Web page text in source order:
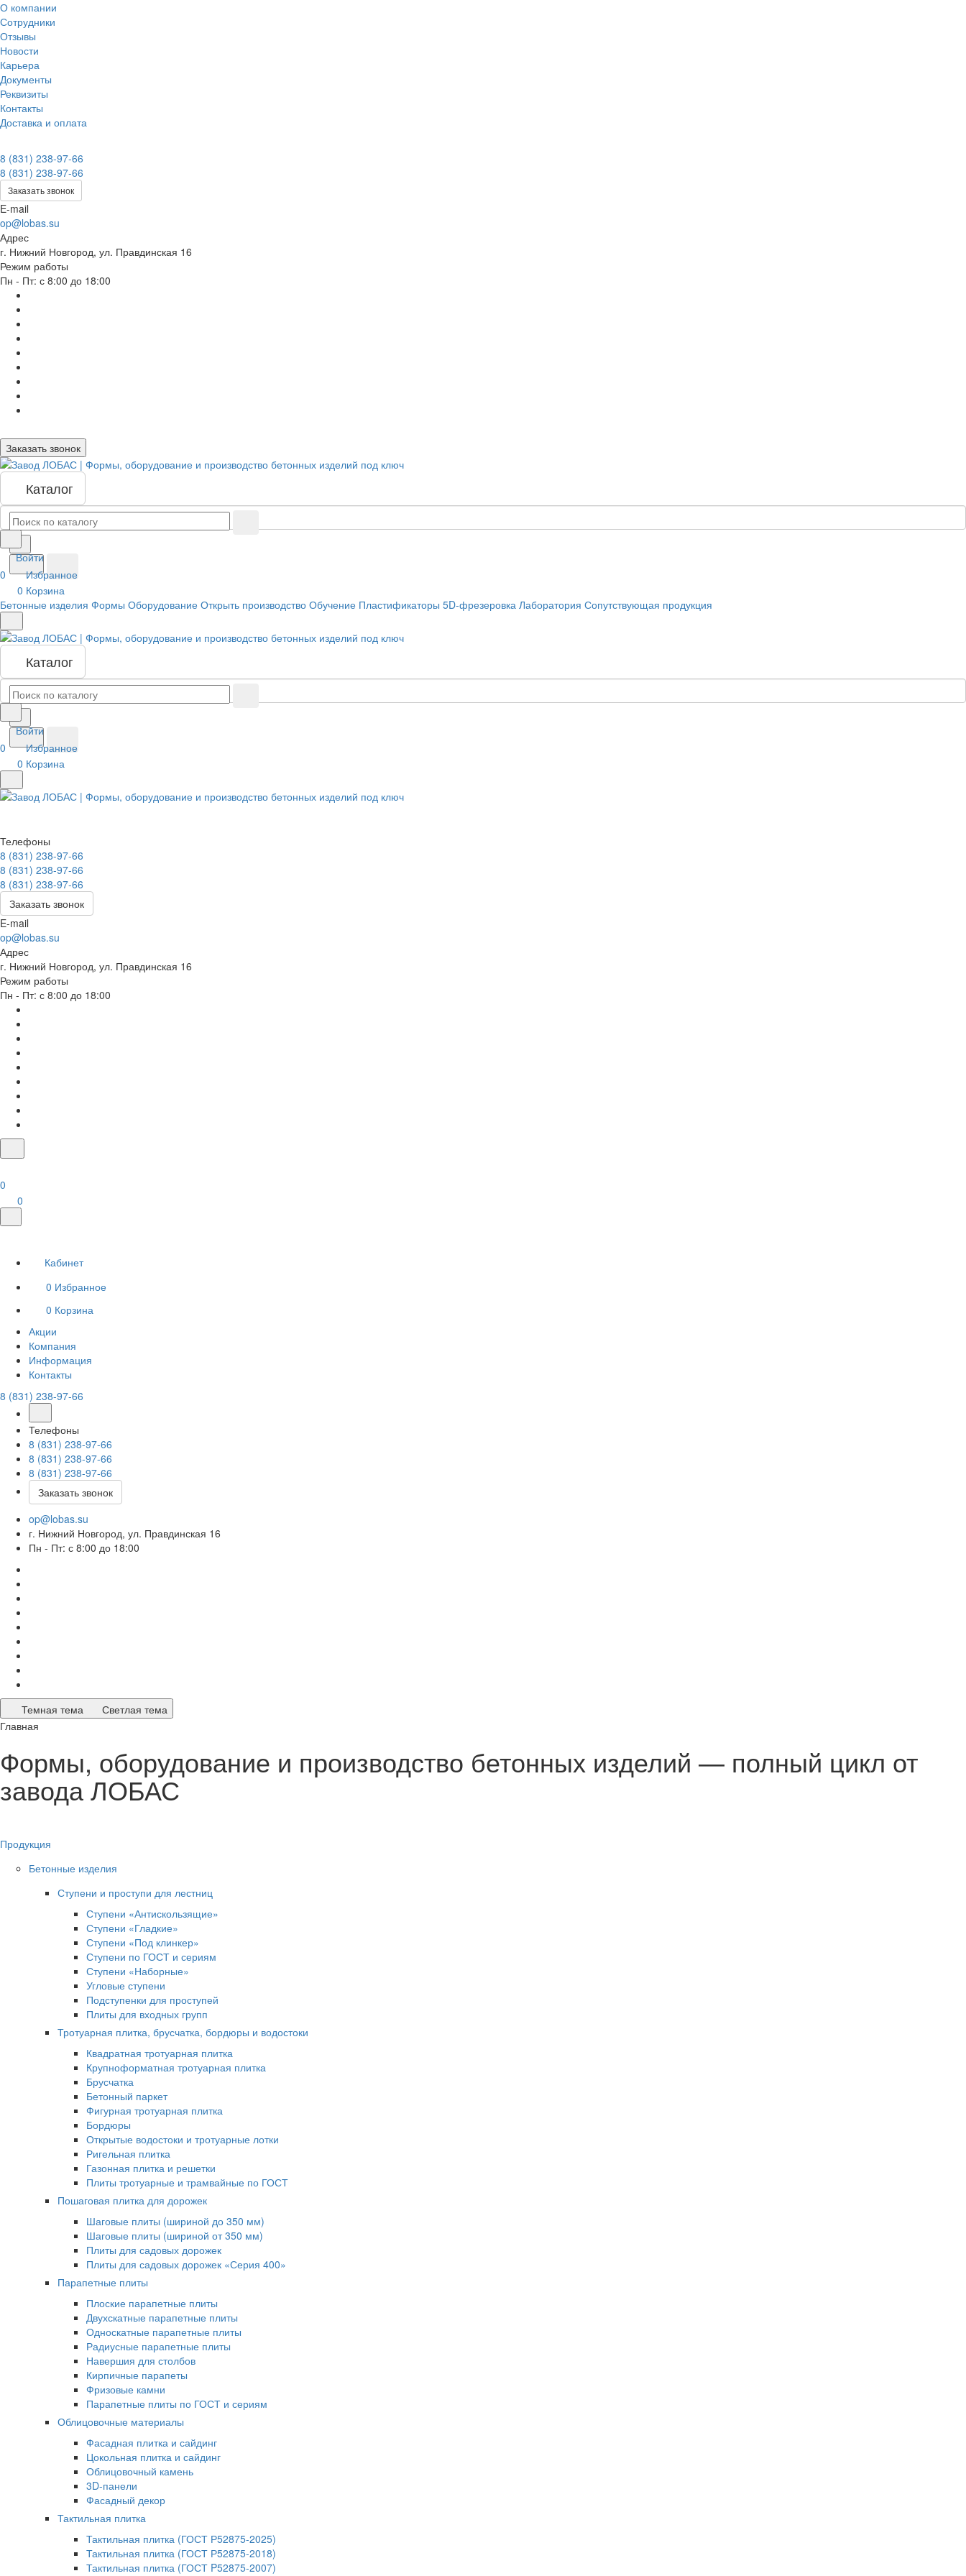
О компании
Сотрудники
Отзывы
Новости
Карьера
Документы
Реквизиты
Контакты
Доставка и оплата
8 (831) 238-97-66
8 (831) 238-97-66
Заказать звонок
E-mail
op@lobas.su
Адрес
г. Нижний Новгород, ул. Правдинская 16
Режим работы
Пн - Пт: с 8:00 до 18:00
Заказать звонок
Каталог
Войти
0
Избранное
0 Корзина
Бетонные изделия Формы Оборудование Открыть производство Обучение Пластификаторы 5D-фрезеровка Лаборатория Сопутствующая продукция
Каталог
Войти
0
Избранное
0 Корзина
Телефоны
8 (831) 238-97-66
8 (831) 238-97-66
8 (831) 238-97-66
Заказать звонок
E-mail
op@lobas.su
Адрес
г. Нижний Новгород, ул. Правдинская 16
Режим работы
Пн - Пт: с 8:00 до 18:00
0
0
Кабинет
0 Избранное
0 Корзина
Акции
Компания
Информация
Контакты
8 (831) 238-97-66
Телефоны
8 (831) 238-97-66
8 (831) 238-97-66
8 (831) 238-97-66
Заказать звонок
op@lobas.su
г. Нижний Новгород, ул. Правдинская 16
Пн - Пт: с 8:00 до 18:00
Темная тема
Светлая тема
Главная
Формы, оборудование и производство бетонных изделий — полный цикл от
завода ЛОБАС
Продукция
Бетонные изделия
Ступени и проступи для лестниц
Ступени «Антискользящие»
Ступени «Гладкие»
Ступени «Под клинкер»
Ступени по ГОСТ и сериям
Ступени «Наборные»
Угловые ступени
Подступенки для проступей
Плиты для входных групп
Тротуарная плитка, брусчатка, бордюры и водостоки
Квадратная тротуарная плитка
Крупноформатная тротуарная плитка
Брусчатка
Бетонный паркет
Фигурная тротуарная плитка
Бордюры
Открытые водостоки и тротуарные лотки
Ригельная плитка
Газонная плитка и решетки
Плиты тротуарные и трамвайные по ГОСТ
Пошаговая плитка для дорожек
Шаговые плиты (шириной до 350 мм)
Шаговые плиты (шириной от 350 мм)
Плиты для садовых дорожек
Плиты для садовых дорожек «Серия 400»
Парапетные плиты
Плоские парапетные плиты
Двухскатные парапетные плиты
Односкатные парапетные плиты
Радиусные парапетные плиты
Навершия для столбов
Кирпичные парапеты
Фризовые камни
Парапетные плиты по ГОСТ и сериям
Облицовочные материалы
Фасадная плитка и сайдинг
Цокольная плитка и сайдинг
Облицовочный камень
3D-панели
Фасадный декор
Тактильная плитка
Тактильная плитка (ГОСТ Р52875-2025)
Тактильная плитка (ГОСТ Р52875-2018)
Тактильная плитка (ГОСТ P52875-2007)